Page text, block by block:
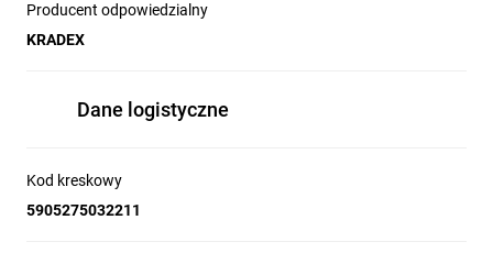
Producent odpowiedzialny
KRADEX
Dane logistyczne
Kod kreskowy
5905275032211